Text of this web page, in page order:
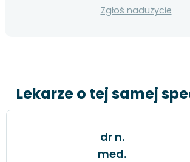
Zgłoś nadużycie
Lekarze o tej samej
dr n.
med.